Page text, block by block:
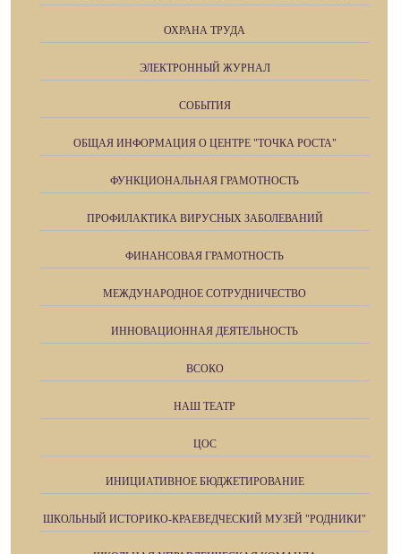
ОХРАНА ТРУДА
ЭЛЕКТРОННЫЙ ЖУРНАЛ
СОБЫТИЯ
ОБЩАЯ ИНФОРМАЦИЯ О ЦЕНТРЕ "ТОЧКА РОСТА"
ФУНКЦИОНАЛЬНАЯ ГРАМОТНОСТЬ
ПРОФИЛАКТИКА ВИРУСНЫХ ЗАБОЛЕВАНИЙ
ФИНАНСОВАЯ ГРАМОТНОСТЬ
МЕЖДУНАРОДНОЕ СОТРУДНИЧЕСТВО
ИННОВАЦИОННАЯ ДЕЯТЕЛЬНОСТЬ
ВСОКО
НАШ ТЕАТР
ЦОС
ИНИЦИАТИВНОЕ БЮДЖЕТИРОВАНИЕ
ШКОЛЬНЫЙ ИСТОРИКО-КРАЕВЕДЧЕСКИЙ МУЗЕЙ "РОДНИКИ"